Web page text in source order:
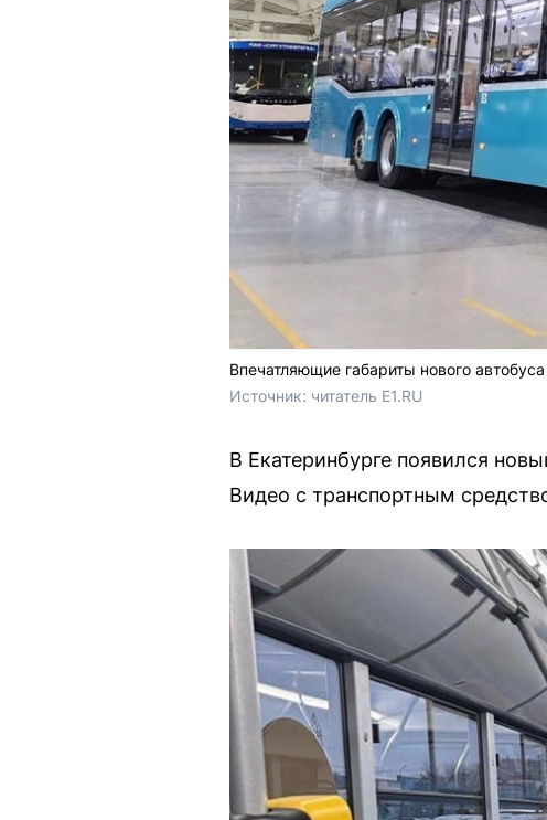
Впечатляющие габариты нового
Источник: читатель E1.RU
В Екатеринбурге появился
Видео с транспортным